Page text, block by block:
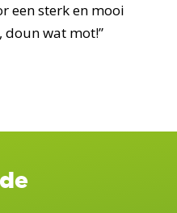
een sterk en mooi
doun wat mot!”